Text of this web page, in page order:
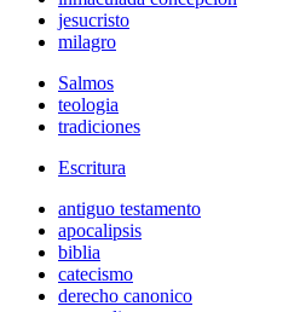
jesucristo
milagro
Salmos
teologia
tradiciones
Escritura
antiguo testamento
apocalipsis
biblia
catecismo
derecho canonico